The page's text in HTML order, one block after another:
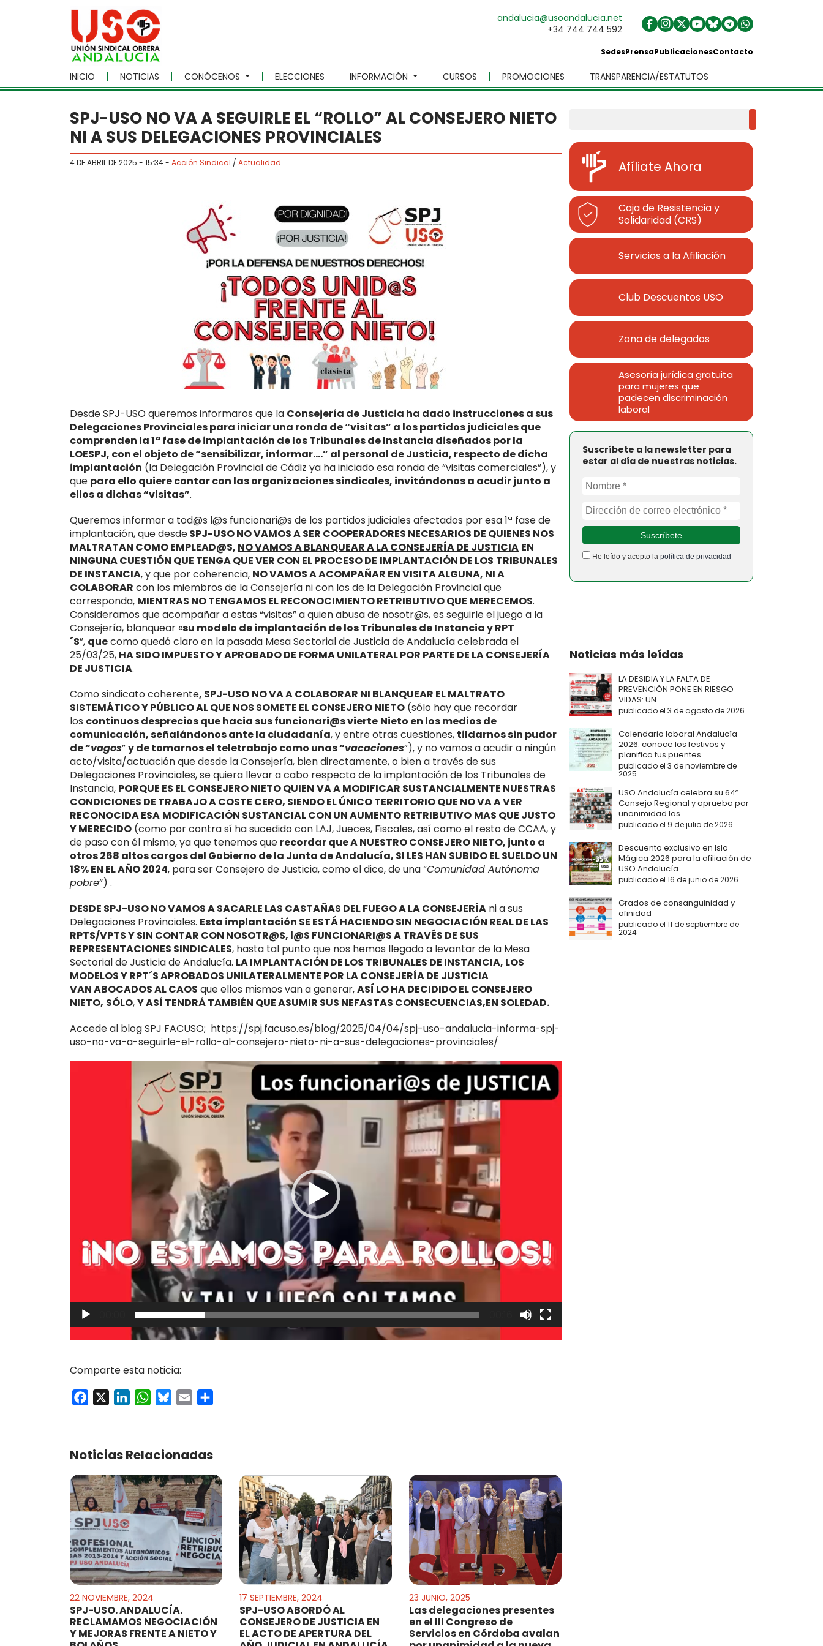
Skip to main content
andalucia@usoandalucia.net
+34 744 744 592
SedesPrensaPublicacionesContacto
INICIO NOTICIAS CONÓCENOS ELECCIONES INFORMACIÓN CURSOS PROMOCIONES TRANSPARENCIA/ESTATUTOS
SPJ-USO NO VA A SEGUIRLE EL “ROLLO” AL CONSEJERO NIETO
NI A SUS DELEGACIONES PROVINCIALES
4 DE ABRIL DE 2025 - 15:34- Acción Sindical / Actualidad
Desde SPJ-USO queremos informaros que la Consejería de Justicia ha dado instrucciones a sus
Delegaciones Provinciales para iniciar una ronda de “visitas” a los partidos judiciales que
comprenden la 1ª fase de implantación de los Tribunales de Instancia diseñados por la
LOESPJ, con el objeto de “sensibilizar, informar….” al personal de Justicia, respecto de dicha
implantación (la Delegación Provincial de Cádiz ya ha iniciado esa ronda de “visitas comerciales”), y
que para ello quiere contar con las organizaciones sindicales, invitándonos a acudir junto a
ellos a dichas “visitas”.
Queremos informar a tod@s l@s funcionari@s de los partidos judiciales afectados por esa 1ª fase de
implantación, que desdeSPJ-USO NO VAMOS A SER COOPERADORES NECESARIOS DE QUIENES NOS
MALTRATAN COMO EMPLEAD@S, NO VAMOS A BLANQUEAR A LA CONSEJERÍA DE JUSTICIA EN
NINGUNA CUESTIÓN QUE TENGA QUE VER CON EL PROCESO DE IMPLANTACIÓN DE LOS TRIBUNALES
DE INSTANCIA, y que por coherencia, NO VAMOS A ACOMPAÑAR EN VISITA ALGUNA, NI A
COLABORAR con los miembros de la Consejería ni con los de la Delegación Provincial que
corresponda, MIENTRAS NO TENGAMOS EL RECONOCIMIENTO RETRIBUTIVO QUE MERECEMOS.
Consideramos que acompañar a estas “visitas” a quien abusa de nosotr@s, es seguirle el juego a la
Consejería, blanquear «su modelo de implantación de los Tribunales de Instancia y RPT
´S”, quecomo quedó claro en la pasada Mesa Sectorial de Justicia de Andalucía celebrada el
25/03/25, HA SIDO IMPUESTO Y APROBADO DE FORMA UNILATERAL POR PARTE DE LA CONSEJERÍA
DE JUSTICIA.
Como sindicato coherente, SPJ-USO NO VA A COLABORAR NI BLANQUEAR EL MALTRATO
SISTEMÁTICO Y PÚBLICO AL QUE NOS SOMETE EL CONSEJERO NIETO (sólo hay que recordar
los continuos desprecios que hacia sus funcionari@s vierte Nieto en los medios de
comunicación, señalándonos ante la ciudadanía, y entre otras cuestiones, tildarnos sin pudor
de “vagos”y de tomarnos el teletrabajo como unas “vacaciones”), y no vamos a acudir a ningún
acto/visita/actuación que desde la Consejería, bien directamente, o bien a través de sus
Delegaciones Provinciales, se quiera llevar a cabo respecto de la implantación de los Tribunales de
Instancia, PORQUE ES EL CONSEJERO NIETO QUIEN VA A MODIFICAR SUSTANCIALMENTE NUESTRAS
CONDICIONES DE TRABAJO A COSTE CERO, SIENDO EL ÚNICO TERRITORIO QUE NO VA A VER
RECONOCIDA ESA MODIFICACIÓN SUSTANCIAL CON UN AUMENTO RETRIBUTIVO MAS QUE JUSTO
Y MERECIDO (como por contra sí ha sucedido con LAJ, Jueces, Fiscales, así como el resto de CCAA, y
de paso con él mismo, ya que tenemos que recordar que A NUESTRO CONSEJERO NIETO, junto a
otros 268 altos cargos del Gobierno de la Junta de Andalucía, SI LES HAN SUBIDO EL SUELDO UN
18% EN EL AÑO 2024, para ser Consejero de Justicia, como el dice, de una “Comunidad Autónoma
pobre”) .
DESDE SPJ-USO NO VAMOS A SACARLE LAS CASTAÑAS DEL FUEGO A LA CONSEJERÍA ni a sus
Delegaciones Provinciales. Esta implantación SE ESTÁHACIENDO SIN NEGOCIACIÓN REAL DE LAS
RPTS/VPTS Y SIN CONTAR CON NOSOTR@S, l@S FUNCIONARI@S A TRAVÉS DE SUS
REPRESENTACIONES SINDICALES, hasta tal punto que nos hemos llegado a levantar de la Mesa
Sectorial de Justicia de Andalucía. LA IMPLANTACIÓN DE LOS TRIBUNALES DE INSTANCIA, LOS
MODELOS Y RPT´S APROBADOS UNILATERALMENTE POR LA CONSEJERÍA DE JUSTICIA
VAN ABOCADOS AL CAOS que ellos mismos van a generar,ASÍ LO HA DECIDIDO EL CONSEJERO
NIETO, SÓLO,Y ASÍ TENDRÁ TAMBIÉN QUE ASUMIR SUS NEFASTAS CONSECUENCIAS,EN SOLEDAD.
Accede al blog SPJ FACUSO; https://spj.facuso.es/blog/2025/04/04/spj-uso-andalucia-informa-spj-
uso-no-va-a-seguirle-el-rollo-al-consejero-nieto-ni-a-sus-delegaciones-provinciales/
Comparte esta noticia:
Facebook LinkedInWhatsApp
Bluesky
Email
Noticias Relacionadas
22 NOVIEMBRE, 2024
SPJ-USO. ANDALUCÍA.
RECLAMAMOS NEGOCIACIÓN
Y MEJORAS FRENTE A NIETO Y
17 SEPTIEMBRE, 2024
SPJ-USO ABORDÓ AL
CONSEJERO DE JUSTICIA EN
EL ACTO DE APERTURA DEL
23 JUNIO, 2025
Las delegaciones presentes
en el III Congreso de
Servicios en Córdoba avalan
Afíliate Ahora
Caja de Resistencia y
Solidaridad (CRS)
Servicios a la Afiliación
Club Descuentos USO
Zona de delegados
Asesoría jurídica gratuita
para mujeres que
padecen discriminación
laboral
Suscríbete a la newsletter para
estar al día de nuestras noticias.
He leído y acepto la política de privacidad
Noticias más leídas
LA DESIDIA Y LA FALTA DE
PREVENCIÓN PONE EN RIESGO
VIDAS: UN ...
publicado el 3 de agosto de 2026
Calendario laboral Andalucía
2026: conoce los festivos y
planifica tus puentes
publicado el 3 de noviembre de
2025
USO Andalucía celebra su 64º
Consejo Regional y aprueba por
unanimidad las ...
publicado el 9 de julio de 2026
Descuento exclusivo en Isla
Mágica 2026 para la afiliación de
USO Andalucía
publicado el 16 de junio de 2026
Grados de consanguinidad y
afinidad
publicado el 11 de septiembre de
2024